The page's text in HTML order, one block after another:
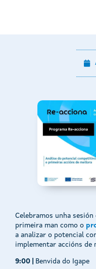
Celebramos unha
primeira man como o
a analizar o potencial
implementar accións de
9:00 | Benvida do Igape